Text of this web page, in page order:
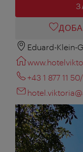
Eduard-Klein-
+43 1 877 11